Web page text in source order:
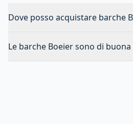
Dove posso acquistare barche
Le barche Boeier sono di